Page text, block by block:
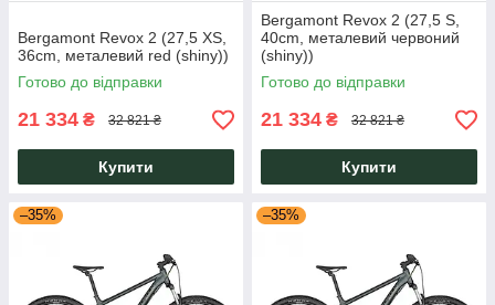
Bergamont Revox 2 (27,5 XS,
36cm, металевий red (shiny))
Готово до відправки
21 334 ₴ 32 821 ₴
Купити
Bergamont Revox 2 (27,5 S,
40cm, металевий червоний
(shiny))
Готово до відправки
21 334 ₴ 32 821 ₴
Купити
–35% –35%